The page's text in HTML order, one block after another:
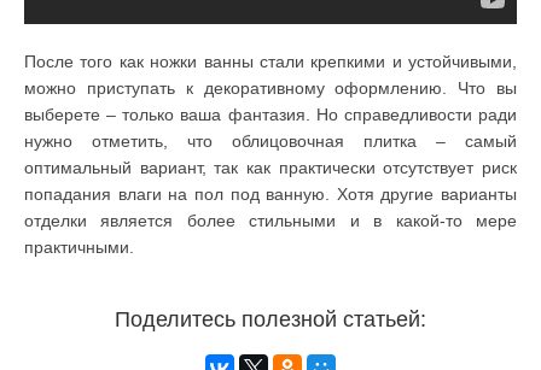
После того как ножки ванны стали крепкими и устойчивыми,
можно приступать к декоративному оформлению. Что вы
выберете – только ваша фантазия. Но справедливости ради
нужно отметить, что облицовочная плитка – самый
оптимальный вариант, так как практически отсутствует риск
попадания влаги на пол под ванную. Хотя другие варианты
отделки является более стильными и в какой-то мере
практичными.
Поделитесь полезной статьей: